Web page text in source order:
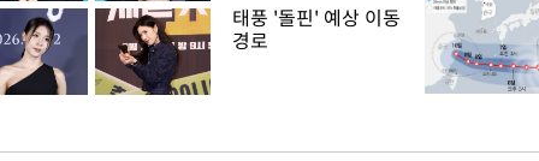
태풍 '돌핀' 예상 이동
경로